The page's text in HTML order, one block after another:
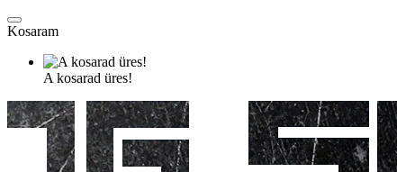
Kosaram
A kosarad üres!